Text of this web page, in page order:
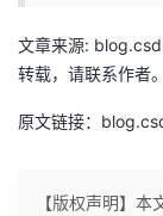
文章来源:
转载，请联系作者。
原文链接：
【版权声明】